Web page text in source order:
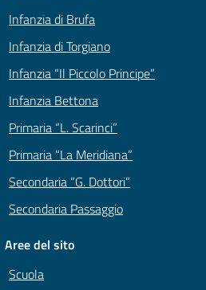
Infanzia di Brufa
Infanzia di Torgiano
Infanzia “Il Piccolo Principe”
Infanzia Bettona
Primaria “L. Scarinci”
Primaria “La Meridiana”
Secondaria “G. Dottori”
Secondaria Passaggio
Aree del sito
Scuola